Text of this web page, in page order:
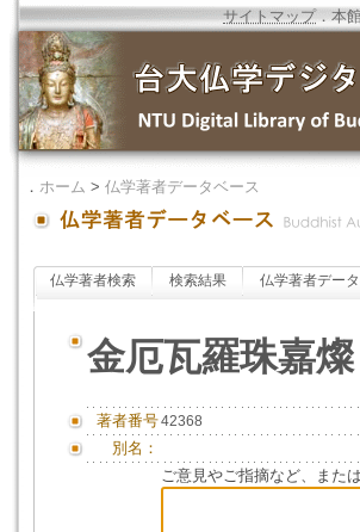
サイトマップ．本
． ホーム > 仏学著者データベース
仏学著者検索 検索結果 仏学著者デー
金厄瓦羅珠嘉燦
著者番号42368
別名：
ご意見やご指摘など、また